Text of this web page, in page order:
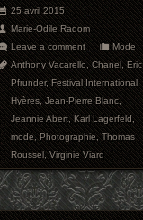
25 avril 2015
Marie-Odile Radom
Leave a comment
Mode
Anthony Vacarello,Chanel,Eric
Pfrunder,Festival International,
Hyères,Jean-Pierre Blanc,
Jeannie Abert,Karl Lagerfeld,
mode,Photographie,Thomas
Roussel,Virginie Viard